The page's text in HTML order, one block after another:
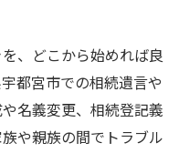
、どこから始めれば良
都宮市での相続遺言や
名義変更、相続登記義
や親族の間でトラブル